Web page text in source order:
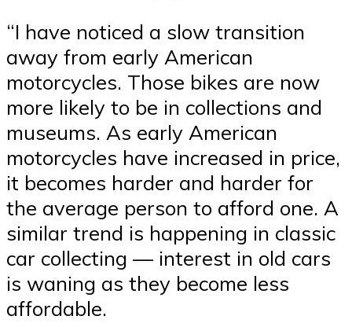
“I have noticed a slow transition
away from early American
motorcycles. Those bikes are now
more likely to be in collections and
museums. As early American
motorcycles have increased in price,
it becomes harder and harder for
the average person to afford one. A
similar trend is happening in classic
car collecting — interest in old cars
is waning as they become less
affordable.